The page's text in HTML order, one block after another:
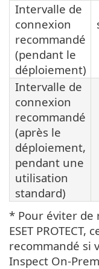
Intervalle de
connexion
recommandé
(pendant le
déploiement)
Intervalle de
connexion
recommandé
(après le
déploiement,
pendant une
utilisation
standard)
* Pour éviter de
ESET PROTECT,
recommandé si
Inspect On-